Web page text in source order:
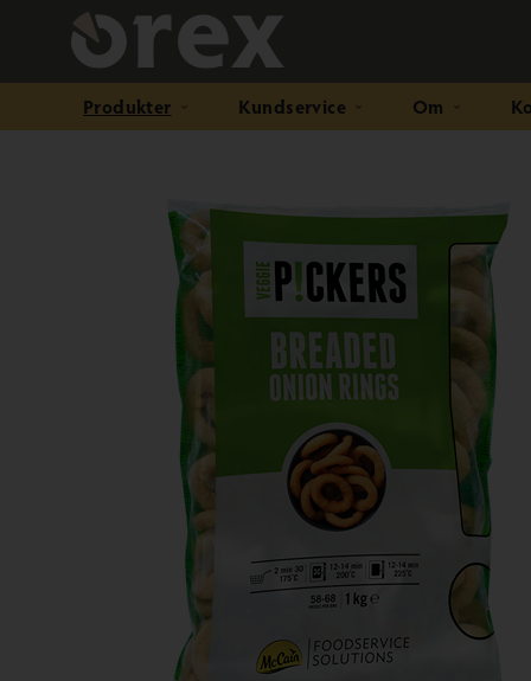
Produkter Kundservice Om